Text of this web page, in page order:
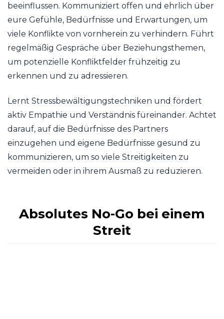
beeinflussen. Kommuniziert offen und ehrlich über
eure Gefühle, Bedürfnisse und Erwartungen, um
viele Konflikte von vornherein zu verhindern. Führt
regelmäßig Gespräche über Beziehungsthemen,
um potenzielle Konfliktfelder frühzeitig zu
erkennen und zu adressieren.
Lernt Stressbewältigungstechniken und fördert
aktiv Empathie und Verständnis füreinander. Achtet
darauf, auf die Bedürfnisse des Partners
einzugehen und eigene Bedürfnisse gesund zu
kommunizieren, um so viele Streitigkeiten zu
vermeiden oder in ihrem Ausmaß zu reduzieren.
Absolutes No-Go bei einem
Streit